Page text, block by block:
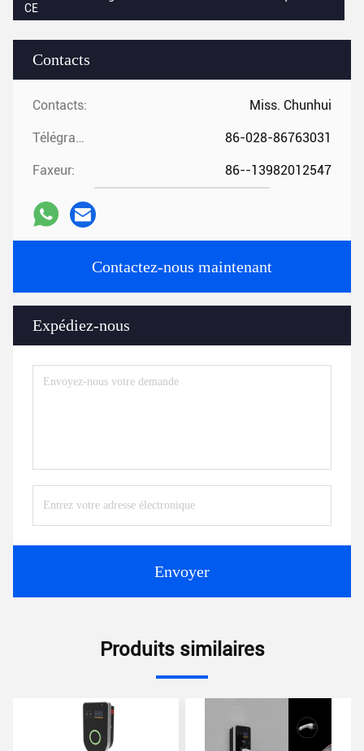
Contacts
Contacts: Miss. Chunhui
Télégramme: 86-028-86763031
Faxeur: 86--13982012547
Contactez-nous maintenant
Expédiez-nous
Envoyer
CE
Produits similaires